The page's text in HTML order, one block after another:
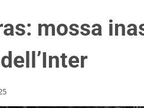
mossa